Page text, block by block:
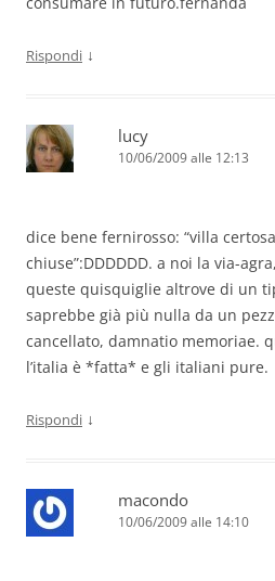
Rispondi ↓
lucy
10/06/2009 alle 12:13
dice bene fernirosso: “villa
chiuse”:DDDDDD. a noi la via-
queste quisquiglie altrove di un
saprebbe già più nulla da un
cancellato, damnatio memoriae.
l’italia è *fatta* e gli italiani pure.
Rispondi ↓
macondo
10/06/2009 alle 14:10